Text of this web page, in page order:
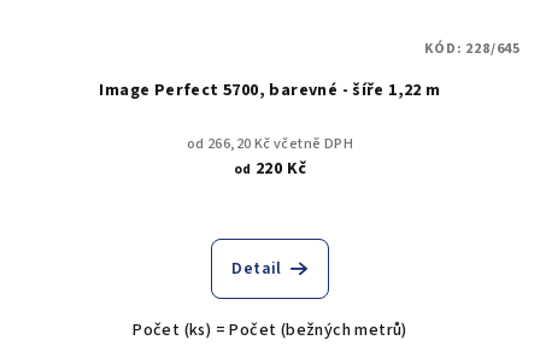
Image Perfect 5700, barevné - šíře 1,22 m
od 266,20 Kč včetně DPH
od 220 Kč
Detail
Počet (ks) = Počet (bežných metrů)
KÓD: 228/645